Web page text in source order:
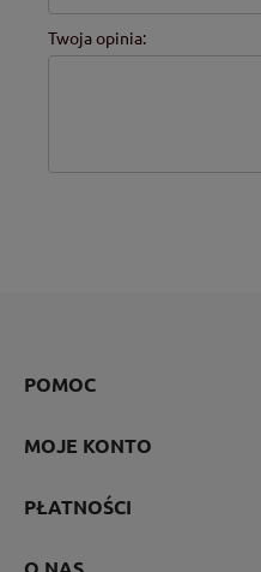
Twoja opinia:
POMOC
MOJE KONTO
PŁATNOŚCI